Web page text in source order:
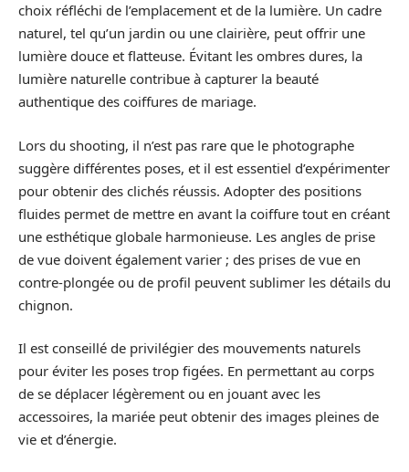
choix réfléchi de l’emplacement et de la lumière. Un cadre
naturel, tel qu’un jardin ou une clairière, peut offrir une
lumière douce et flatteuse. Évitant les ombres dures, la
lumière naturelle contribue à capturer la beauté
authentique des coiffures de mariage.
Lors du shooting, il n’est pas rare que le photographe
suggère différentes poses, et il est essentiel d’expérimenter
pour obtenir des clichés réussis. Adopter des positions
fluides permet de mettre en avant la coiffure tout en créant
une esthétique globale harmonieuse. Les angles de prise
de vue doivent également varier ; des prises de vue en
contre-plongée ou de profil peuvent sublimer les détails du
chignon.
Il est conseillé de privilégier des mouvements naturels
pour éviter les poses trop figées. En permettant au corps
de se déplacer légèrement ou en jouant avec les
accessoires, la mariée peut obtenir des images pleines de
vie et d’énergie.